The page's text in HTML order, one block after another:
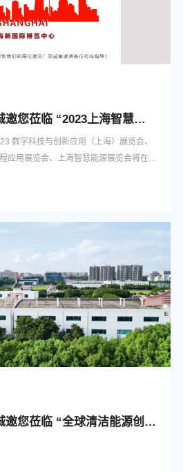
邀请函丨汉氢科技诚邀您莅临 “2023上海智慧能源展会”
数字科技与创新应用（上海）展览会、
应用展览会、上海智慧能源展览会将在上
。
邀请函丨汉氢科技诚邀您莅临 “全球清洁能源创新博览会”